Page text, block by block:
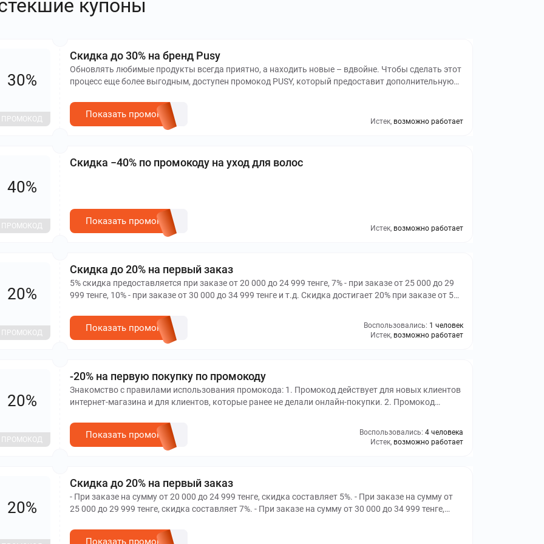
купоны
Скидка до 30% на бренд Pusy
Обновлять любимые продукты всегда приятно, а находить новые – вдвойне. Чтобы сделать этот
процесс еще более выгодным, доступен промокод PUSY, который предоставит дополнительную
900 тенге
30%
ПРОМОКОД Истек, возможно работает
Показать промокод
Скидка −40% по промокоду на уход для волос
40%
ПРОМОКОД Истек, возможно работает
Показать промокод
Скидка до 20% на первый заказ
5% скидка предоставляется при заказе от 20 000 до 24 999 тенге, 7% - при заказе от 25 000 до 29
999 тенге, 10% - при заказе от 30 000 до 34 999 тенге и т.д. Скидка достигает 20% при заказе от 55
ограничено правилами: он действует для новых клиентов интернет-магазина или тех, кто ранее
не делал онлайн-покупок. Промокод предоставляется один раз для одного аккаунта и не
суммируется со скидками выше 40%, акциями 3=2, 2=1 и подарками при покупке. Промокод
проверить в корзине.
20%
ПРОМОКОД
Воспользовались: 1 человек
Истек, возможно работает
Показать промокод
-20% на первую покупку по промокоду
Знакомство с правилами использования промокода: 1. Промокод действует для новых клиентов
интернет-магазина и для клиентов, которые ранее не делали онлайн-покупки. 2. Промокод
выше -40%, акциями 3=2, 2=1 и подарками при покупке. 4. Промокод можно использовать только
один раз при покупке в приложении или на сайте. 5. Существуют бренды-исключения, на которые
не действует скидка по промокоду. Если промокод не сработал, необходимо проверить товары в
20%
ПРОМОКОД
Воспользовались: 4 человека
Истек, возможно работает
Показать промокод
Скидка до 20% на первый заказ
- При заказе на сумму от 20 000 до 24 999 тенге, скидка составляет 5%. - При заказе на сумму от
25 000 до 29 999 тенге, скидка составляет 7%. - При заказе на сумму от 30 000 до 34 999 тенге,
При заказе на сумму от 40 000 до 44 999 тенге, скидка составляет 14%. - При заказе на сумму от
20%
Показать промокод